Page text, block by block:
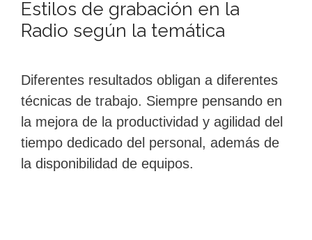
Estilos de grabación en la
Radio según la temática
Diferentes resultados obligan a diferentes
técnicas de trabajo. Siempre pensando en
la mejora de la productividad y agilidad del
tiempo dedicado del personal, además de
la disponibilidad de equipos.